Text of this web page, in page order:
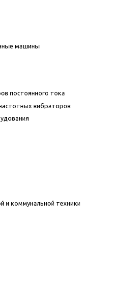
машины
постоянного тока
вибраторов
и коммунальной техники